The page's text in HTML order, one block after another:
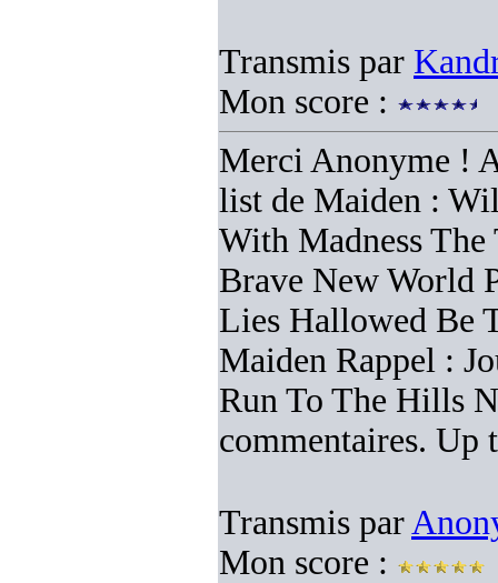
Transmis par
Mon score :
Merci Anonyme !
list de Maiden :
With Madness
Brave New World
Lies Hallowed Be
Maiden Rappel :
Run To The Hills
commentaires. Up
Transmis par
Mon score :